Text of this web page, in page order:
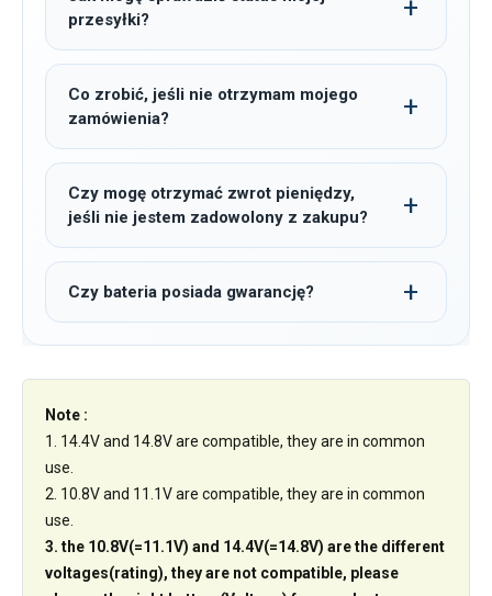
przesyłki?
Co zrobić, jeśli nie otrzymam mojego
zamówienia?
Czy mogę otrzymać zwrot pieniędzy,
jeśli nie jestem zadowolony z zakupu?
Czy bateria posiada gwarancję?
Note :
1. 14.4V and 14.8V are compatible, they are in common
use.
2. 10.8V and 11.1V are compatible, they are in common
use.
3. the 10.8V(=11.1V) and 14.4V(=14.8V) are the different
voltages(rating), they are not compatible, please